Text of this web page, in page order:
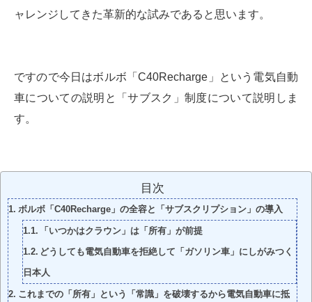
ャレンジしてきた革新的な試みであると思います。
ですので今日はボルボ「C40Recharge」という電気自動
車についての説明と「サブスク」制度について説明しま
す。
目次
ボルボ「C40Recharge」の全容と「サブスクリプション」の導入
「いつかはクラウン」は「所有」が前提
どうしても電気自動車を拒絶して「ガソリン車」にしがみつく
日本人
これまでの「所有」という「常識」を破壊するから電気自動車に抵